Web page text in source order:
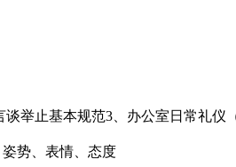
止基本规范3、办公室日常礼仪
势、表情、态度